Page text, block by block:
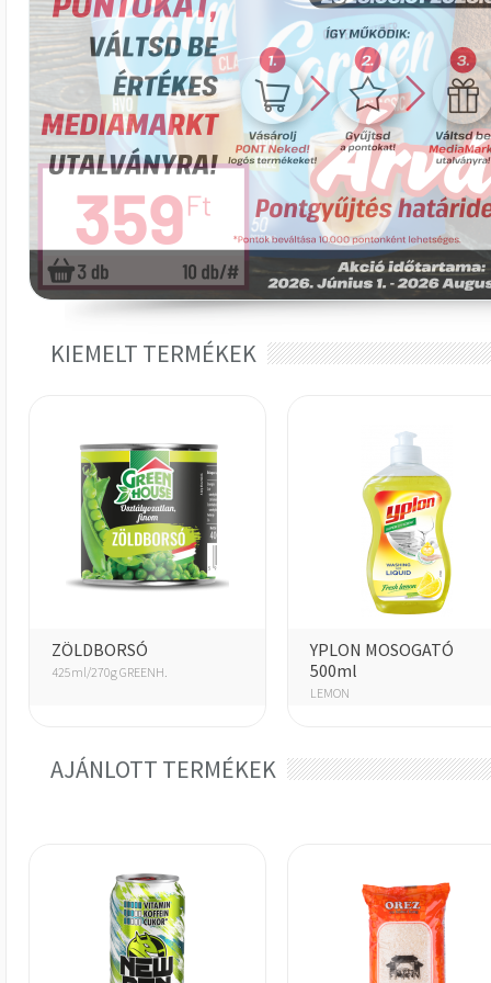
KIEMELT TERMÉKEK
ZÖLDBORSÓ
425ml/270g GREENH.
YPLON MOSOGATÓ
500ml
LEMON
AJÁNLOTT TERMÉKEK